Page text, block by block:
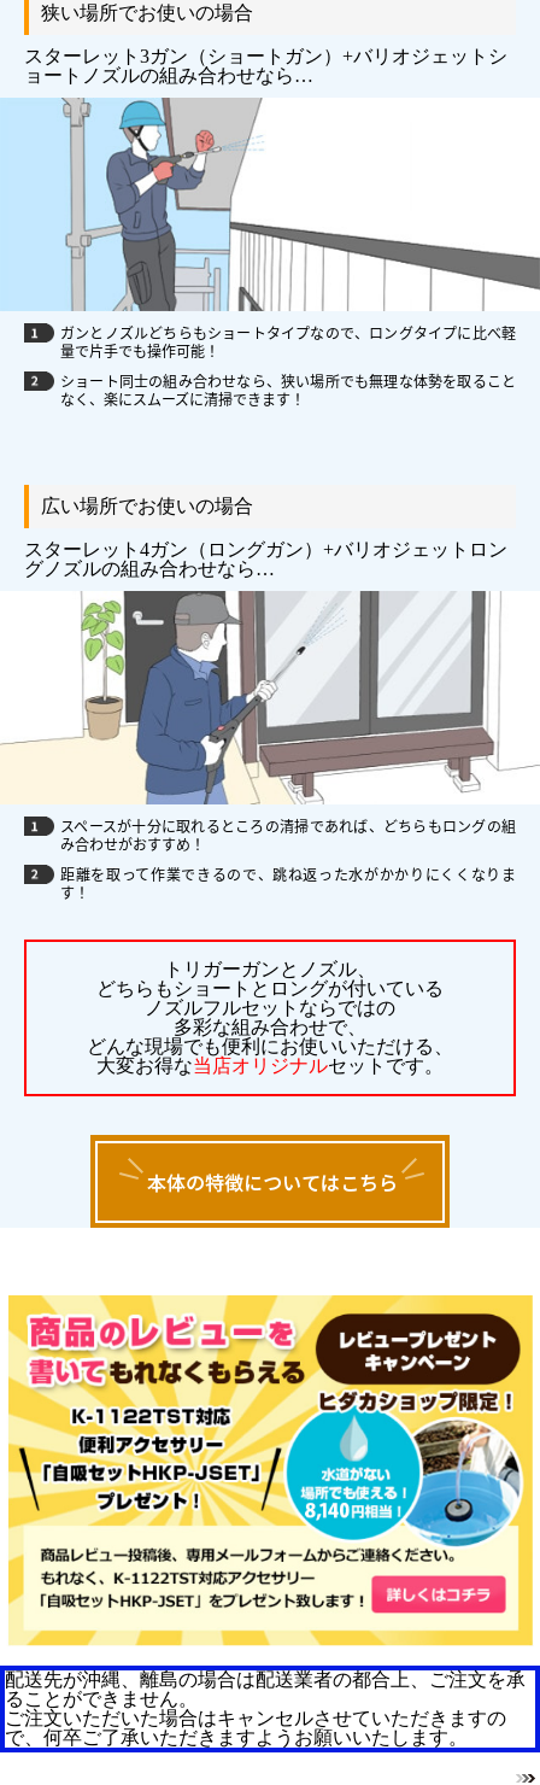
狭い場所でお使いの場合
スターレット3ガン（ショートガン）+バリオジェットシ
ョートノズルの組み合わせなら…
ガンとノズルどちらもショートタイプなので、ロングタイプに比べ軽
量で片手でも操作可能！
ショート同士の組み合わせなら、狭い場所でも無理な体勢を取ること
なく、楽にスムーズに清掃できます！
広い場所でお使いの場合
スターレット4ガン（ロングガン）+バリオジェットロン
グノズルの組み合わせなら…
スペースが十分に取れるところの清掃であれば、どちらもロングの組
み合わせがおすすめ！
距離を取って作業できるので、跳ね返った水がかかりにくくなりま
す！
トリガーガンとノズル、
どちらもショートとロングが付いている
ノズルフルセットならではの
多彩な組み合わせで、
どんな現場でも便利にお使いいただける、
大変お得な当店オリジナルセットです。
配送先が沖縄、離島の場合は配送業者の都合上、ご注文を承
ることができません。
ご注文いただいた場合はキャンセルさせていただきますの
で、何卒ご了承いただきますようお願いいたします。